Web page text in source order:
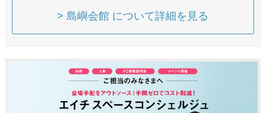
> 島嶼会館 について詳細を見る